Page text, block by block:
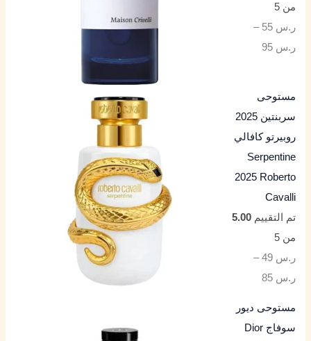
من 5
ر.س 55
–
ر.س 95
مستوحى
سربنتين 2025
روبيرتو كافالي
Serpentine
2025 Roberto
Cavalli
تم التقييم5.00
من 5
ر.س 49
–
ر.س 85
مستوحى ديور
سوفاج Dior